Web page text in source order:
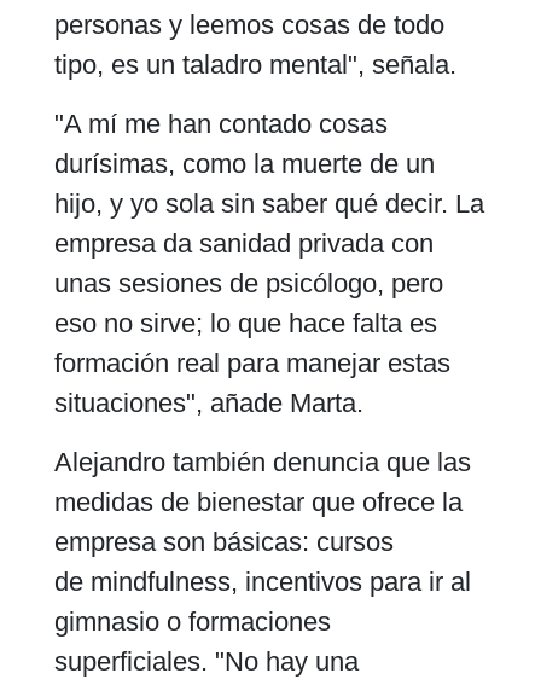
personas y leemos cosas de todo
tipo, es un taladro mental", señala.
"A mí me han contado cosas
durísimas, como la muerte de un
hijo, y yo sola sin saber qué decir. La
empresa da sanidad privada con
unas sesiones de psicólogo, pero
eso no sirve; lo que hace falta es
formación real para manejar estas
situaciones", añade Marta.
Alejandro también denuncia que las
medidas de bienestar que ofrece la
empresa son básicas: cursos
de mindfulness, incentivos para ir al
gimnasio o formaciones
superficiales. "No hay una